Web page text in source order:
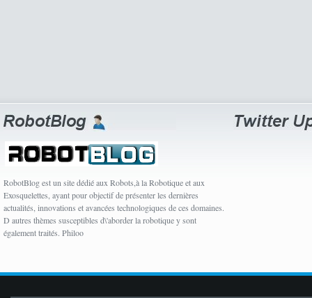
RobotBlog est un site dédié aux Robots,à la Robotique et aux
Exosquelettes, ayant pour objectif de présenter les dernières
actualités, innovations et avancées technologiques de ces domaines.
D autres thèmes susceptibles d\'aborder la robotique y sont
également traités. Philoo